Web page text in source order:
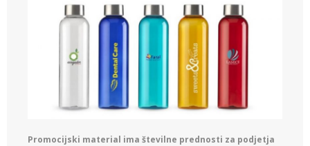
Promocijski material ima številne prednosti za podjetja